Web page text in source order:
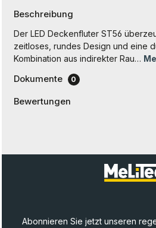
Beschreibung
Der LED Deckenfluter ST56
zeitloses, rundes Design und eine
Kombination aus indirekter Rau…
Dokumente 0
Bewertungen
Abonnieren Sie jetzt unseren